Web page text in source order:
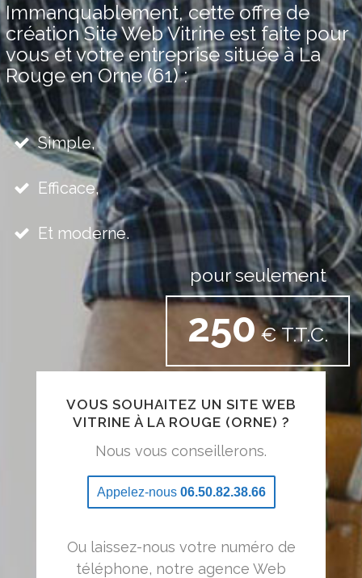
Immanquablement, cette offre de
création Site Web Vitrine est faite pour
vous et votre entreprise située à La
Rouge en Orne (61) :
Simple,
Efficace,
Et moderne.
pour seulement
250€ T.T.C.
VOUS SOUHAITEZ UN SITE WEB
VITRINE À LA ROUGE (ORNE) ?
Nous vous conseillerons.
Appelez-nous 06.50.82.38.66
Ou laissez-nous votre numéro de
téléphone, notre agence Web